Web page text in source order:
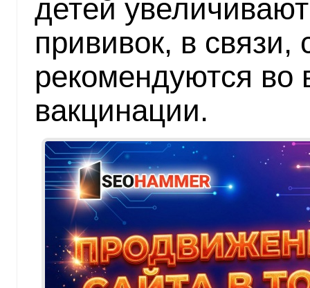
детей
прививок, в связи,
рекомендуются во
вакцинации.